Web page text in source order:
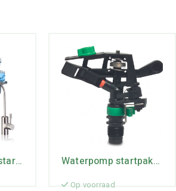
Regenwatertank startpakket Waterpomp startpakket
Op voorraad